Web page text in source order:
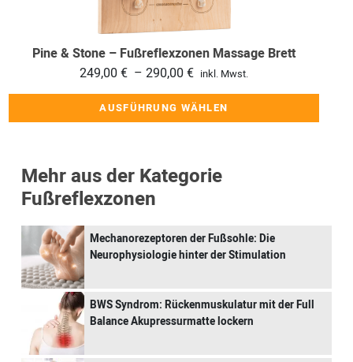
Pine & Stone – Fußreflexzonen Massage Brett
249,00€ – 290,00€ Preisspanne:
249,00 €
bis
inkl. Mwst.
AUSFÜHRUNG WÄHLEN
können
gewählt
Mehr aus der Kategorie
Fußreflexzonen
Mechanorezeptoren der Fußsohle: Die
Neurophysiologie hinter der Stimulation
BWS Syndrom: Rückenmuskulatur mit der Full
Balance Akupressurmatte lockern